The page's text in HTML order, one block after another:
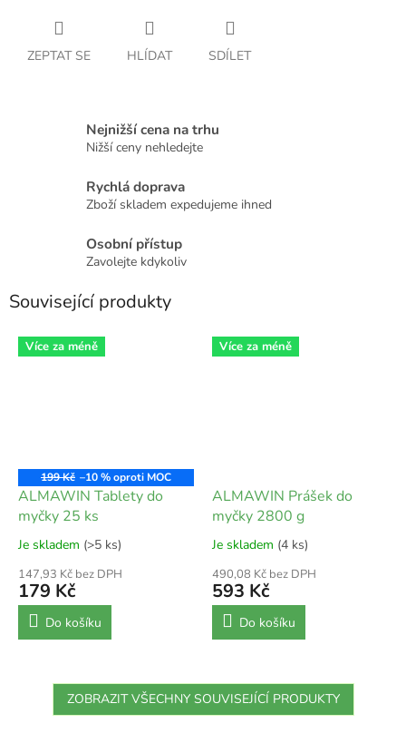
ZEPTAT SE HLÍDAT SDÍLET
Nejnižší cena na trhu
Nižší ceny nehledejte
Rychlá doprava
Zboží skladem expedujeme ihned
Osobní přístup
Zavolejte kdykoliv
Související produkty
Více za méně
199 Kč –10 %
ALMAWIN Tablety do
myčky 25 ks
Je skladem (>5 ks)
147,93 Kč bez DPH
179 Kč
Do košíku
Více za méně
ALMAWIN Prášek do
myčky 2800 g
Je skladem (4 ks)
490,08 Kč bez DPH
593 Kč
Do košíku
ZOBRAZIT VŠECHNY SOUVISEJÍCÍ PRODUKTY